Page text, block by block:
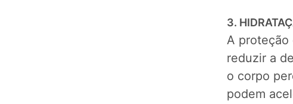
3.
A proteção
reduzir a
o corpo
podem